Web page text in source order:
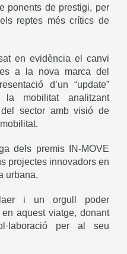
ponents de prestigi, per
reptes més crítics de
en evidència el canvi
a la nova marca del
d’un “update”
mobilitat analitzant
sector amb visió de
dels premis IN-MOVE
projectes innovadors en
urbana.
i un orgull poder
aquest viatge, donant
per al seu